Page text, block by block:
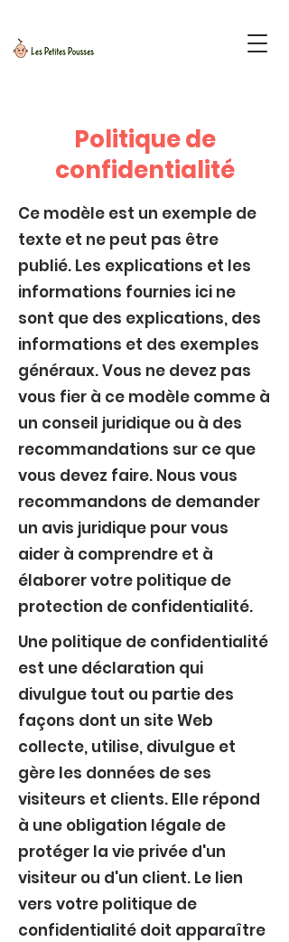
Politique de
confidentialité
Ce modèle est un exemple de
texte et ne peut pas être
publié. Les explications et les
informations fournies ici ne
sont que des explications, des
informations et des exemples
généraux. Vous ne devez pas
vous fier à ce modèle comme à
un conseil juridique ou à des
recommandations sur ce que
vous devez faire. Nous vous
recommandons de demander
un avis juridique pour vous
aider à comprendre et à
élaborer votre politique de
protection de confidentialité.
Une politique de confidentialité
est une déclaration qui
divulgue tout ou partie des
façons dont un site Web
collecte, utilise, divulgue et
gère les données de ses
visiteurs et clients. Elle répond
à une obligation légale de
protéger la vie privée d'un
visiteur ou d'un client. Le lien
vers votre politique de
confidentialité doit apparaître